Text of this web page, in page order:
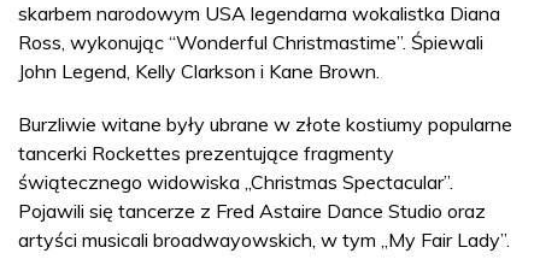
skarbem narodowym USA legendarna wokalistka Diana
Ross, wykonując “Wonderful Christmastime”. Śpiewali
John Legend, Kelly Clarkson i Kane Brown.
Burzliwie witane były ubrane w złote kostiumy popularne
tancerki Rockettes prezentujące fragmenty
świątecznego widowiska „Christmas Spectacular”.
Pojawili się tancerze z Fred Astaire Dance Studio oraz
artyści musicali broadwayowskich, w tym „My Fair Lady”.